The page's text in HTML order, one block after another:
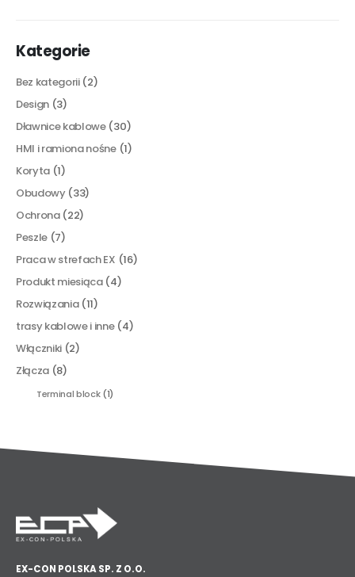
Kategorie
Bez kategorii(2)
Design (3)
Dławnice kablowe(30)
HMI i ramiona nośne(1)
Koryta (1)
Obudowy(33)
Ochrona(22)
Peszle (7)
Praca w strefach EX (16)
Produkt miesiąca(4)
Rozwiązania(11)
trasy kablowe i inne(4)
Włączniki (2)
Złącza (8)
Terminal block(1)
EX-CON POLSKA SP. Z O.O.